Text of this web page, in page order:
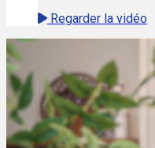
Regarder la vidéo